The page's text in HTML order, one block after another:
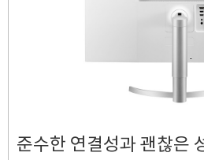
준수한 연결성과 괜찮은